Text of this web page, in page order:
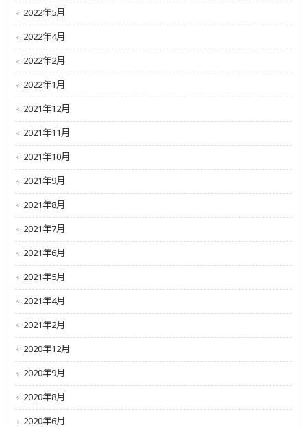
2022年5月
2022年4月
2022年2月
2022年1月
2021年12月
2021年11月
2021年10月
2021年9月
2021年8月
2021年7月
2021年6月
2021年5月
2021年4月
2021年2月
2020年12月
2020年9月
2020年8月
2020年6月